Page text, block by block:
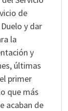
de
y dar
la
y
últimas
primer
que más
acaban de